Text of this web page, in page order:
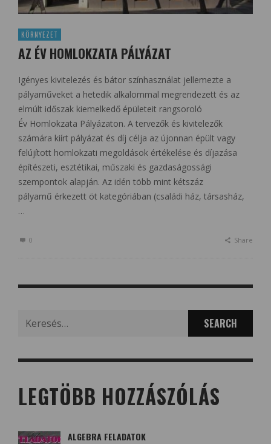
KÖRNYEZET
AZ ÉV HOMLOKZATA PÁLYÁZAT
Igényes kivitelezés és bátor színhasználat jellemezte a
pályaműveket a hetedik alkalommal megrendezett és az
elmúlt időszak kiemelkedő épületeit rangsoroló
Év Homlokzata Pályázaton. A tervezők és kivitelezők
számára kiírt pályázat és díj célja az újonnan épült vagy
felújított homlokzati megoldások értékelése és díjazása
építészeti, esztétikai, műszaki és gazdaságossági
szempontok alapján. Az idén több mint kétszáz
pályamű érkezett öt kategóriában (családi ház, társasház,
…
0 Share
LEGTÖBB HOZZÁSZÓLÁS
ALGEBRA FELADATOK